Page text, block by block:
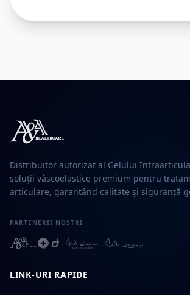
Distribuitor autorizat al Gelului
soluții vâscoelastice premium pentru
articulare, garantând calitate și siguranță
PARTENERII NOȘTRI
LINK-URI RAPIDE